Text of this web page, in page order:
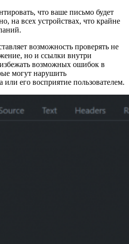
что ваше письмо будет
на всех устройствах, что крайне
возможность проверять не
но и ссылки внутри
возможных ошибок в
могут нарушить
или его восприятие пользователем.